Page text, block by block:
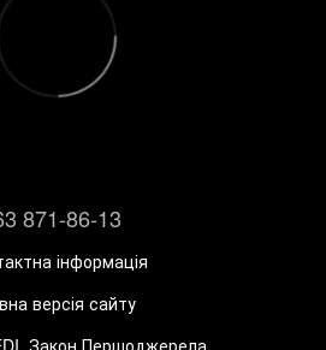
871-86-13
інформація
версія сайту
Закон Першоджерела.